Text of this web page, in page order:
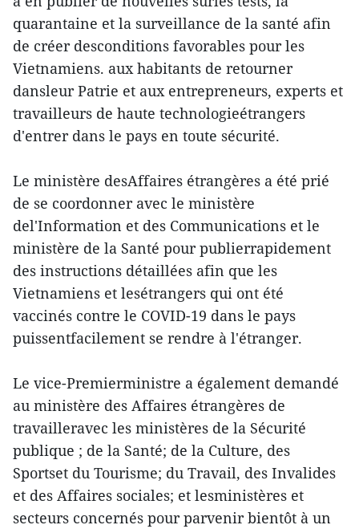
quarantaine et la surveillance de la santé afin
de créer desconditions favorables pour les
Vietnamiens. aux habitants de retourner
dansleur Patrie et aux entrepreneurs, experts et
travailleurs de haute technologieétrangers
d'entrer dans le pays en toute sécurité.
Le ministère desAffaires étrangères a été prié
de se coordonner avec le ministère
del'Information et des Communications et le
ministère de la Santé pour publierrapidement
des instructions détaillées afin que les
Vietnamiens et lesétrangers qui ont été
vaccinés contre le COVID-19 dans le pays
puissentfacilement se rendre à l'étranger.
Le vice-Premierministre a également demandé
au ministère des Affaires étrangères de
travailleravec les ministères de la Sécurité
publique ; de la Santé; de la Culture, des
Sportset du Tourisme; du Travail, des Invalides
et des Affaires sociales; et lesministères et
secteurs concernés pour parvenir bientôt à un